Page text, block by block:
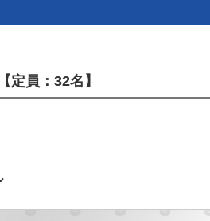
【定員：32名】